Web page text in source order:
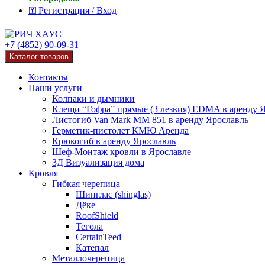
⚿ Регистрация / Вход
+7 (4852) 90-09-31
Каталог товаров
Контакты
Наши услуги
Колпаки и дымники
Клещи “Гофра” прямые (3 лезвия) EDMA в аренду
Листогиб Van Mark MM 851 в аренду Ярославль
Герметик-пистолет КМЮ Аренда
Крюкогиб в аренду Ярославль
Шеф-Монтаж кровли в Ярославле
3Д Визуализация дома
Кровля
Гибкая черепица
Шинглас (shinglas)
Дёке
RoofShield
Тегола
CertainTeed
Катепал
Металлочерепица